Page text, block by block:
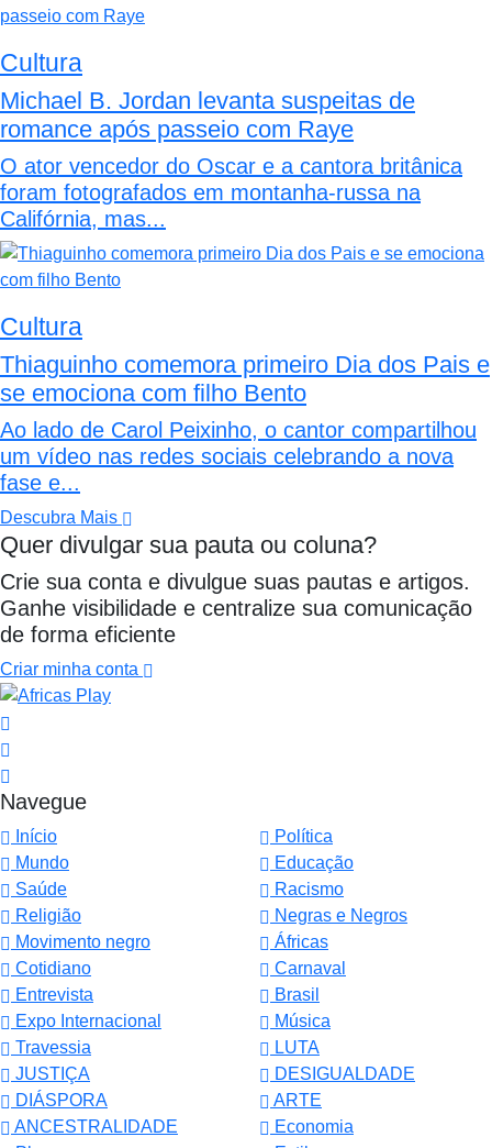
Cultura
Michael B. Jordan levanta suspeitas de
romance após passeio com Raye
O ator vencedor do Oscar e a cantora britânica
foram fotografados em montanha-russa na
Califórnia, mas...
Cultura
Thiaguinho comemora primeiro Dia dos Pais e
se emociona com filho Bento
Ao lado de Carol Peixinho, o cantor compartilhou
um vídeo nas redes sociais celebrando a nova
fase e...
Descubra Mais
Quer divulgar sua pauta ou coluna?
Crie sua conta e divulgue suas pautas e artigos.
Ganhe visibilidade e centralize sua comunicação
de forma eficiente
Criar minha conta
Navegue
Início
Política
Mundo
Educação
Saúde
Racismo
Religião
Negras e Negros
Movimento negro
Áfricas
Cotidiano
Carnaval
Entrevista
Brasil
Expo Internacional
Música
Travessia
LUTA
JUSTIÇA
DESIGUALDADE
DIÁSPORA
ARTE
ANCESTRALIDADE
Economia